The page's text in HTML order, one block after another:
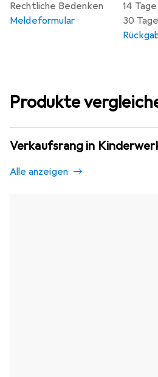
14
30
Rechtliche Bedenken
Meldeformular
Produkte
Verkaufsrang in
Alle anzeigen